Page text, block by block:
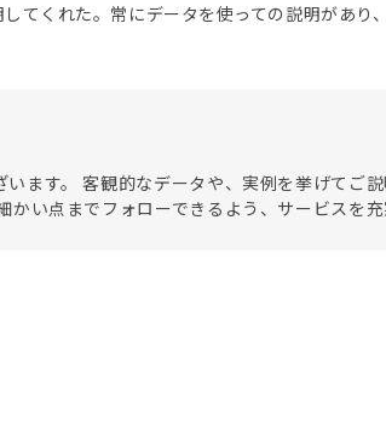
てくれた。常にデータを使っての説明があり
ます。 客観的なデータや、実例を挙げてご
い点までフォローできるよう、サービスを充